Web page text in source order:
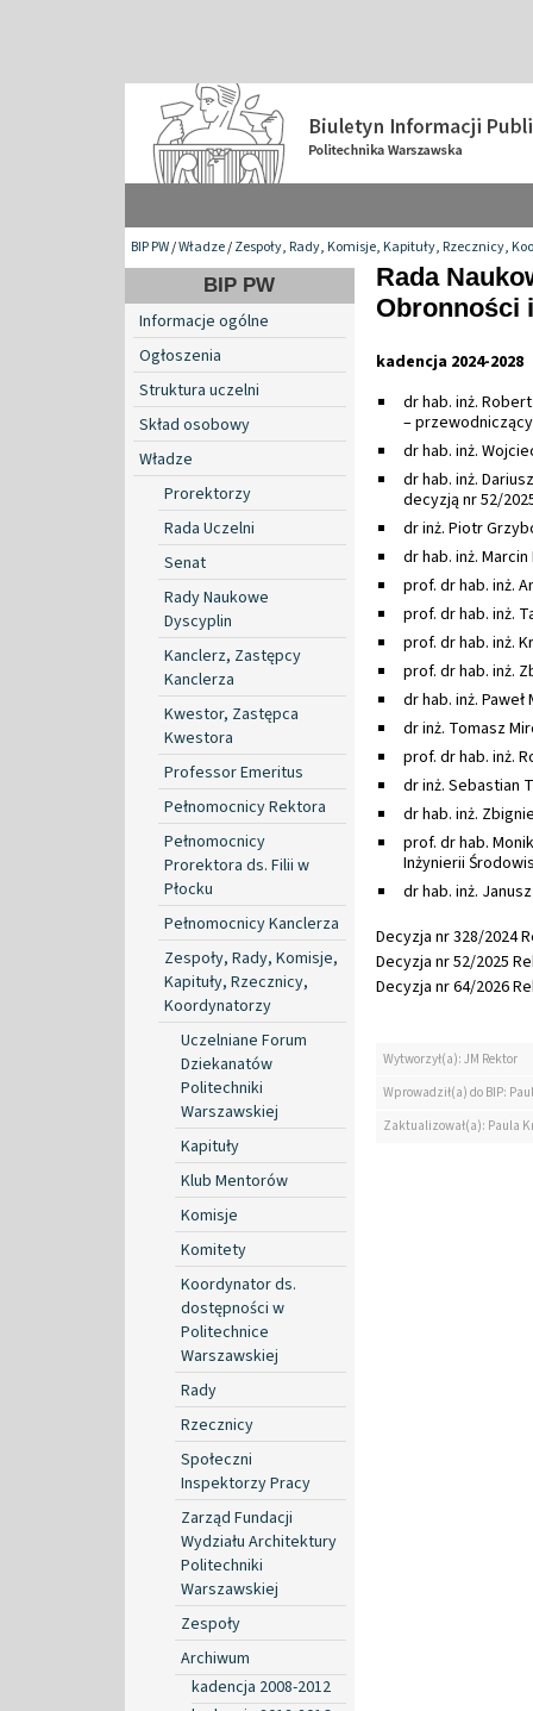
BIP PW/Władze/Zespoły, Rady, Komisje, Kapituły, Rzecznicy,
BIP PW
Informacje ogólne
Ogłoszenia
Struktura uczelni
Skład osobowy
Władze
Prorektorzy
Rada Uczelni
Senat
Rady Naukowe
Dyscyplin
Kanclerz, Zastępcy
Kanclerza
Kwestor, Zastępca
Kwestora
Professor Emeritus
Pełnomocnicy Rektora
Pełnomocnicy
Prorektora ds. Filii w
Płocku
Pełnomocnicy Kanclerza
Zespoły, Rady, Komisje,
Kapituły, Rzecznicy,
Koordynatorzy
Uczelniane Forum
Dziekanatów
Politechniki
Warszawskiej
Kapituły
Klub Mentorów
Komisje
Komitety
Koordynator ds.
dostępności w
Politechnice
Warszawskiej
Rady
Rzecznicy
Społeczni
Inspektorzy Pracy
Zarząd Fundacji
Wydziału Architektury
Politechniki
Warszawskiej
Zespoły
Archiwum
kadencja 2008-2012
Rada
Obronności
kadencja 2024-2028
dr hab. inż.
–
dr hab. inż.
dr hab. inż.
decyzją nr 52/
dr inż. Piotr
dr hab. inż.
prof. dr hab. inż.
prof. dr hab. inż.
prof. dr hab. inż.
prof. dr hab. inż.
dr hab. inż.
dr inż. Tomasz
prof. dr hab. inż.
dr inż. Sebastian
dr hab. inż.
prof. dr hab.
Inżynierii
dr hab. inż.
Decyzja nr 328/2024
Decyzja nr 52/2025
Decyzja nr 64/2026
Wytworzył(a): JM Rektor
Wprowadził(a) do BIP:
Zaktualizował(a): Paula